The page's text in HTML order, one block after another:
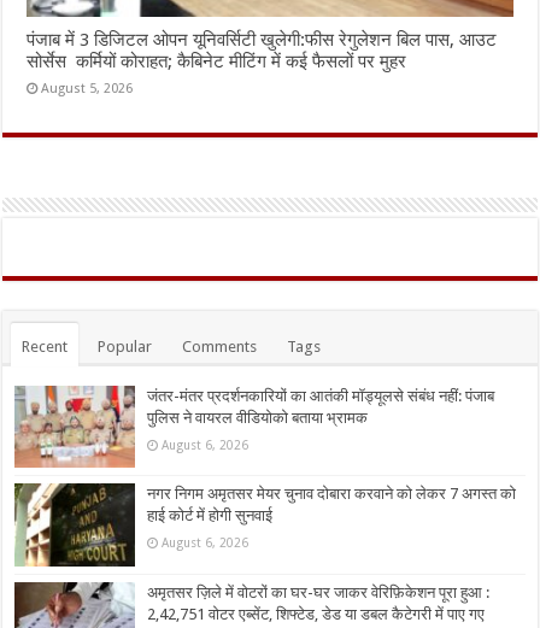
पंजाब में 3 डिजिटल ओपन यूनिवर्सिटी खुलेगी:फीस रेगुलेशन बिल पास, आउट
सोर्सेस कर्मियों कोराहत; कैबिनेट मीटिंग में कई फैसलों पर मुहर
August 5, 2026
Recent Popular Comments Tags
जंतर-मंतर प्रदर्शनकारियों का आतंकी मॉड्यूलसे संबंध नहीं: पंजाब
पुलिस ने वायरल वीडियोको बताया भ्रामक
August 6, 2026
नगर निगम अमृतसर मेयर चुनाव दोबारा करवाने को लेकर 7 अगस्त को
हाई कोर्ट में होगी सुनवाई
August 6, 2026
अमृतसर ज़िले में वोटरों का घर-घर जाकर वेरिफ़िकेशन पूरा हुआ :
2,42,751 वोटर एब्सेंट, शिफ्टेड, डेड या डबल कैटेगरी में पाए गए